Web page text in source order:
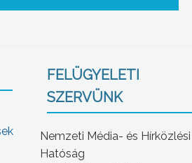
FELÜGYELETI
SZERVÜNK
Nemzeti Média- és Hírközlési
Hatóság